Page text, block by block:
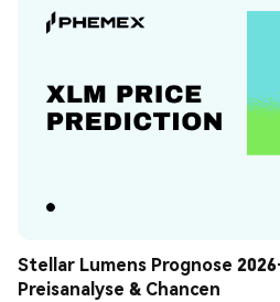
Stellar Lumens Prognose
Preisanalyse & Chancen